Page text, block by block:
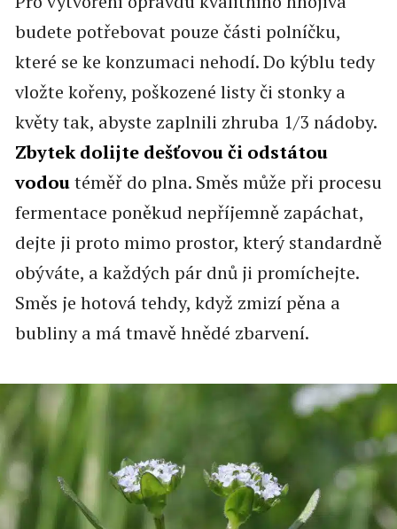
budete potřebovat pouze části polníčku,
které se ke konzumaci nehodí. Do kýblu tedy
vložte kořeny, poškozené listy či stonky a
květy tak, abyste zaplnili zhruba 1/3 nádoby.
Zbytek dolijte dešťovou či odstátou
vodoutéměř do plna. Směs může při procesu
fermentace poněkud nepříjemně zapáchat,
dejte ji proto mimo prostor, který standardně
obýváte, a každých pár dnů ji promíchejte.
Směs je hotová tehdy, když zmizí pěna a
bubliny a má tmavě hnědé zbarvení.